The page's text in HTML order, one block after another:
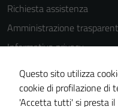
Richiesta assistenza
Amministrazione
Informativa privacy
Note legali
Questo sito utilizza
cookie di profilazione di
'Accetta tutti' si presta